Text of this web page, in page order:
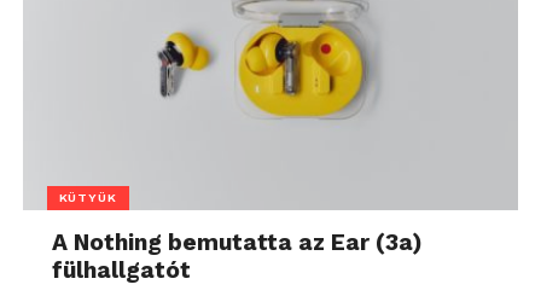
KÜTYÜK
A Nothing bemutatta az Ear (3a)
fülhallgatót